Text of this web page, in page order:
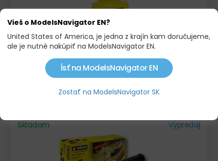
DÁVKOVACIA NÁDOBA NA STATICKÚ TRÁVU
Skladom Výpredaj
Vieš o ModelsNavigator EN?
United States of America, je jedna z krajín kam doručujeme,
ale je nutné nakúpiť na ModelsNavigator EN.
Ísť na ModelsNavigator EN
Zostať na ModelsNavigator SK